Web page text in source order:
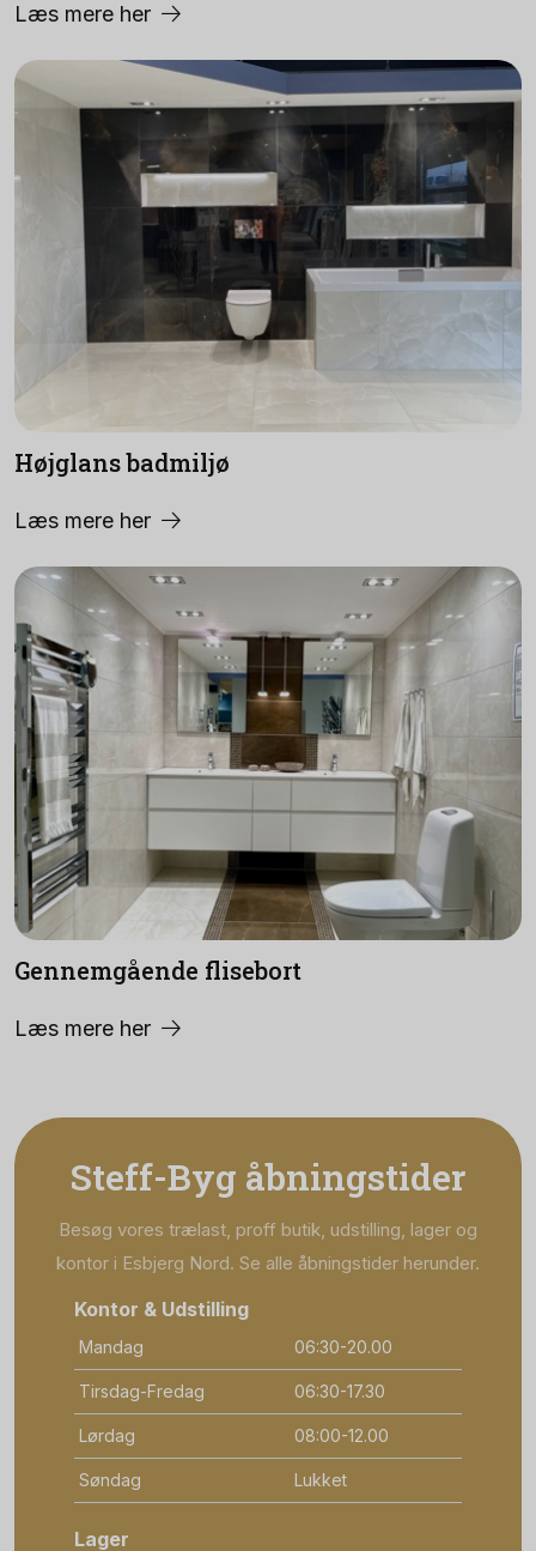
Læs mere her
Højglans badmiljø
Læs mere her
Gennemgående flisebort
Læs mere her
Steff-Byg åbningstider
Besøg vores trælast, proff butik, udstilling, lager og
kontor i Esbjerg Nord. Se alle åbningstider herunder.
Kontor & Udstilling
Mandag 06:30-20.00
Tirsdag-Fredag 06:30-17.30
Lørdag 08:00-12.00
Søndag Lukket
Lager